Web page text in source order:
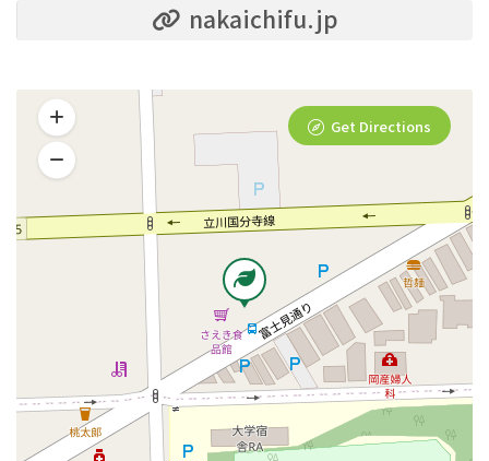
nakaichifu.jp
Get Directions